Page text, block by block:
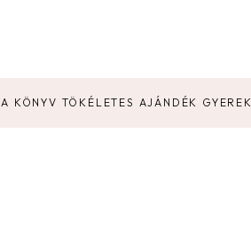
A KÖNYV TÖKÉLETES AJÁNDÉK